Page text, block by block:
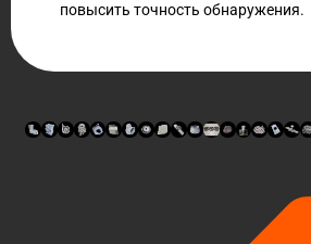
повысить точность обнаружения.